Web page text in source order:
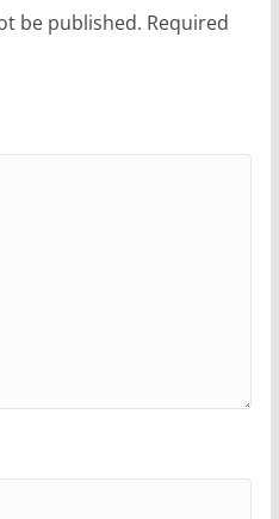
be published. Required